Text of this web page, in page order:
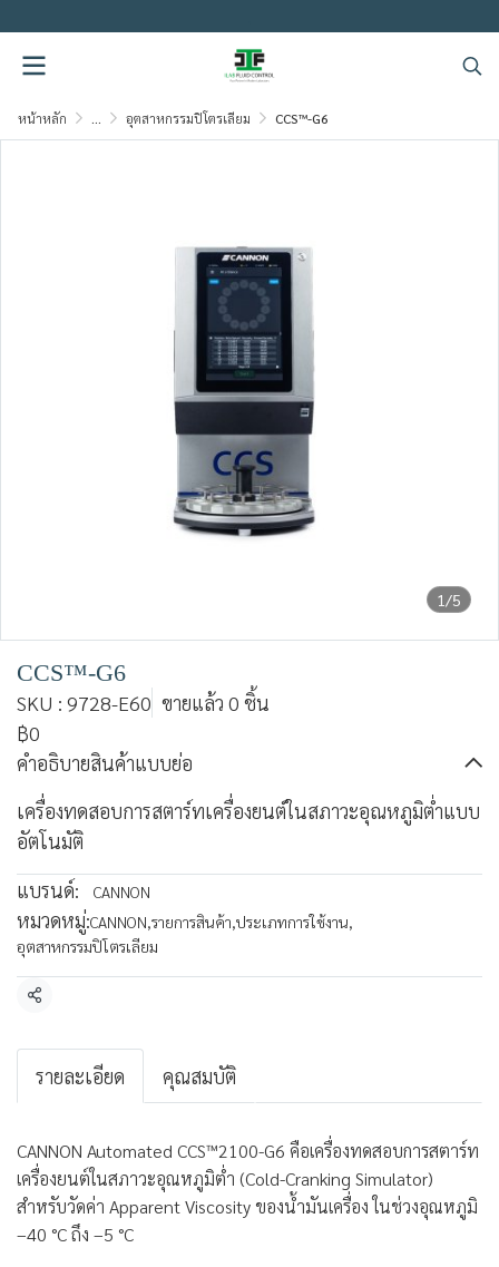
หน้าหลัก อุตสาหกรรมปิโตรเลียม CCS™-G6
1/5
CCS™-G6
SKU : 9728-E60 ขายแล้ว 0 ชิ้น
฿0
คำอธิบายสินค้าแบบย่อ
เครื่องทดสอบการสตาร์ทเครื่องยนต์ในสภาวะอุณหภูมิต่ำแบบ
อัตโนมัติ
แบรนด์:
CANNON
หมวดหมู่:CANNON,รายการสินค้า,ประเภทการใช้งาน,
อุตสาหกรรมปิโตรเลียม
แชร์
รายละเอียด คุณสมบัติ
CANNON Automated CCS™2100-G6 คือเครื่องทดสอบการสตาร์ท
เครื่องยนต์ในสภาวะอุณหภูมิต่ำ (Cold-Cranking Simulator)
สำหรับวัดค่า Apparent Viscosity ของน้ำมันเครื่อง ในช่วงอุณหภูมิ
–40 °C ถึง –5 °C